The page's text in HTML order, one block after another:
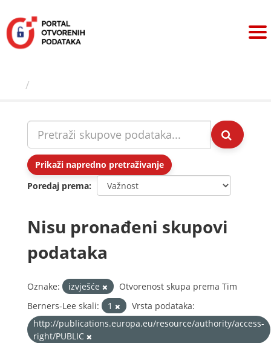
sadržaj
Prikaži napredno pretraživanje
Poredaj prema
Nisu pronađeni skupovi
podataka
Oznake: izvješće
Otvorenost skupa prema Tim
Berners-Lee skali:
1
Vrsta podataka:
http://publications.europa.eu/resource/authority/access-
right/PUBLIC